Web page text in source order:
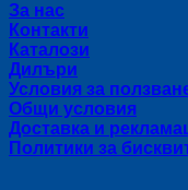
За нас
Контакти
Каталози
Дилъри
Условия за
Общи условия
Доставка и
Политики за